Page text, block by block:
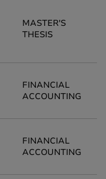
MASTER'S
THESIS
FINANCIAL
ACCOUNTING
FINANCIAL
ACCOUNTING